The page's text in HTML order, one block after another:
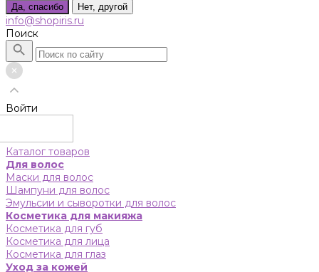
Да, спасибо Нет, другой
info@shopiris.ru
Поиск
Войти
Каталог товаров
Для волос
Маски для волос
Шампуни для волос
Эмульсии и сыворотки для волос
Косметика для макияжа
Косметика для губ
Косметика для лица
Косметика для глаз
Уход за кожей